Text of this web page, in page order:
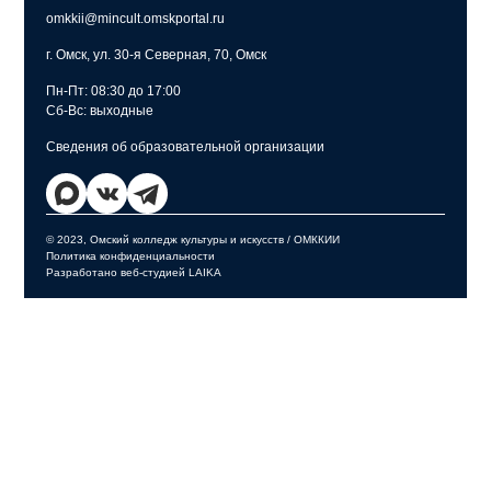
omkkii@mincult.omskportal.ru
г. Омск, ул. 30-я Северная, 70, Омск
Пн-Пт: 08:30 до 17:00
Сб-Вс: выходные
Сведения об образовательной организации
© 2023, Омский колледж культуры и искусств / ОМККИИ
Политика конфиденциальности
Разработано веб-студией LAIKA